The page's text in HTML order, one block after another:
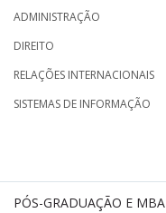
ADMINISTRAÇÃO
DIREITO
RELAÇÕES INTERNACIONAIS
SISTEMAS DE INFORMAÇÃO
PÓS-GRADUAÇÃO E MBA